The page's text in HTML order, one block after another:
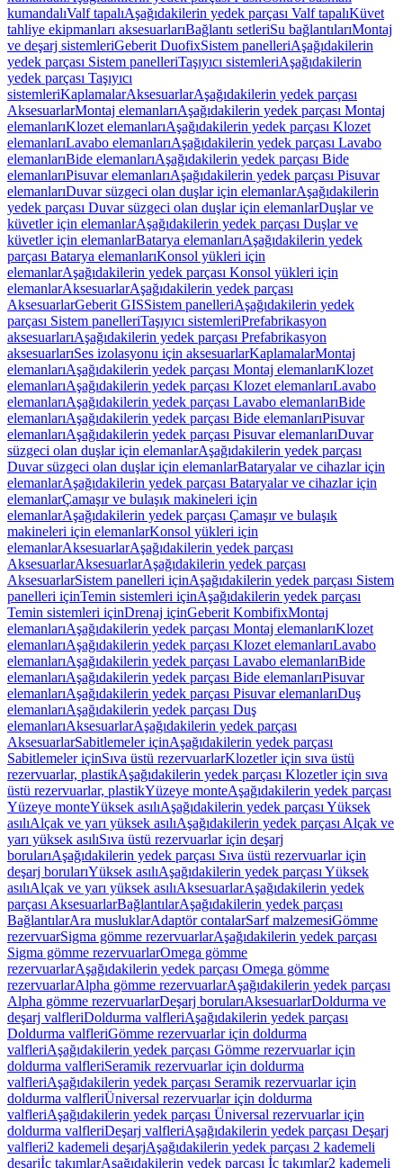
kumandalıValf tapalıAşağıdakilerin yedek parçası Valf tapalıKüvet
tahliye ekipmanları aksesuarlarıBağlantı setleriSu bağlantılarıMontaj
ve deşarj sistemleriGeberit DuofixSistem panelleriAşağıdakilerin
yedek parçası Sistem panelleriTaşıyıcı sistemleriAşağıdakilerin
yedek parçası Taşıyıcı
sistemleriKaplamalarAksesuarlarAşağıdakilerin yedek parçası
AksesuarlarMontaj elemanlarıAşağıdakilerin yedek parçası Montaj
elemanlarıKlozet elemanlarıAşağıdakilerin yedek parçası Klozet
elemanlarıLavabo elemanlarıAşağıdakilerin yedek parçası Lavabo
elemanlarıBide elemanlarıAşağıdakilerin yedek parçası Bide
elemanlarıPisuvar elemanlarıAşağıdakilerin yedek parçası Pisuvar
elemanlarıDuvar süzgeci olan duşlar için elemanlarAşağıdakilerin
yedek parçası Duvar süzgeci olan duşlar için elemanlarDuşlar ve
küvetler için elemanlarAşağıdakilerin yedek parçası Duşlar ve
küvetler için elemanlarBatarya elemanlarıAşağıdakilerin yedek
parçası Batarya elemanlarıKonsol yükleri için
elemanlarAşağıdakilerin yedek parçası Konsol yükleri için
elemanlarAksesuarlarAşağıdakilerin yedek parçası
AksesuarlarGeberit GISSistem panelleriAşağıdakilerin yedek
parçası Sistem panelleriTaşıyıcı sistemleriPrefabrikasyon
aksesuarlarıAşağıdakilerin yedek parçası Prefabrikasyon
aksesuarlarıSes izolasyonu için aksesuarlarKaplamalarMontaj
elemanlarıAşağıdakilerin yedek parçası Montaj elemanlarıKlozet
elemanlarıAşağıdakilerin yedek parçası Klozet elemanlarıLavabo
elemanlarıAşağıdakilerin yedek parçası Lavabo elemanlarıBide
elemanlarıAşağıdakilerin yedek parçası Bide elemanlarıPisuvar
elemanlarıAşağıdakilerin yedek parçası Pisuvar elemanlarıDuvar
süzgeci olan duşlar için elemanlarAşağıdakilerin yedek parçası
Duvar süzgeci olan duşlar için elemanlarBataryalar ve cihazlar için
elemanlarAşağıdakilerin yedek parçası Bataryalar ve cihazlar için
elemanlarÇamaşır ve bulaşık makineleri için
elemanlarAşağıdakilerin yedek parçası Çamaşır ve bulaşık
makineleri için elemanlarKonsol yükleri için
elemanlarAksesuarlarAşağıdakilerin yedek parçası
AksesuarlarAksesuarlarAşağıdakilerin yedek parçası
AksesuarlarSistem panelleri içinAşağıdakilerin yedek parçası Sistem
panelleri içinTemin sistemleri içinAşağıdakilerin yedek parçası
Temin sistemleri içinDrenaj içinGeberit KombifixMontaj
elemanlarıAşağıdakilerin yedek parçası Montaj elemanlarıKlozet
elemanlarıAşağıdakilerin yedek parçası Klozet elemanlarıLavabo
elemanlarıAşağıdakilerin yedek parçası Lavabo elemanlarıBide
elemanlarıAşağıdakilerin yedek parçası Bide elemanlarıPisuvar
elemanlarıAşağıdakilerin yedek parçası Pisuvar elemanlarıDuş
elemanlarıAşağıdakilerin yedek parçası Duş
elemanlarıAksesuarlarAşağıdakilerin yedek parçası
AksesuarlarSabitlemeler içinAşağıdakilerin yedek parçası
Sabitlemeler içinSıva üstü rezervuarlarKlozetler için sıva üstü
rezervuarlar, plastikAşağıdakilerin yedek parçası Klozetler için sıva
üstü rezervuarlar, plastikYüzeye monteAşağıdakilerin yedek parçası
Yüzeye monteYüksek asılıAşağıdakilerin yedek parçası Yüksek
asılıAlçak ve yarı yüksek asılıAşağıdakilerin yedek parçası Alçak ve
yarı yüksek asılıSıva üstü rezervuarlar için deşarj
borularıAşağıdakilerin yedek parçası Sıva üstü rezervuarlar için
deşarj borularıYüksek asılıAşağıdakilerin yedek parçası Yüksek
asılıAlçak ve yarı yüksek asılıAksesuarlarAşağıdakilerin yedek
parçası AksesuarlarBağlantılarAşağıdakilerin yedek parçası
BağlantılarAra musluklarAdaptör contalarSarf malzemesiGömme
rezervuarSigma gömme rezervuarlarAşağıdakilerin yedek parçası
Sigma gömme rezervuarlarOmega gömme
rezervuarlarAşağıdakilerin yedek parçası Omega gömme
rezervuarlarAlpha gömme rezervuarlarAşağıdakilerin yedek parçası
Alpha gömme rezervuarlarDeşarj borularıAksesuarlarDoldurma ve
deşarj valfleriDoldurma valfleriAşağıdakilerin yedek parçası
Doldurma valfleriGömme rezervuarlar için doldurma
valfleriAşağıdakilerin yedek parçası Gömme rezervuarlar için
doldurma valfleriSeramik rezervuarlar için doldurma
valfleriAşağıdakilerin yedek parçası Seramik rezervuarlar için
doldurma valfleriÜniversal rezervuarlar için doldurma
valfleriAşağıdakilerin yedek parçası Üniversal rezervuarlar için
doldurma valfleriDeşarj valfleriAşağıdakilerin yedek parçası Deşarj
valfleri2 kademeli deşarjAşağıdakilerin yedek parçası 2 kademeli
deşarjİç takımlarAşağıdakilerin yedek parçası İç takımlar2 kademeli